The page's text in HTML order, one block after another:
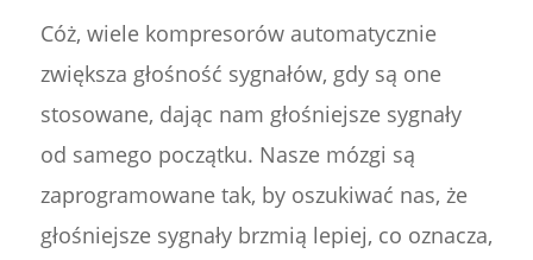
Cóż, wiele kompresorów automatycznie
zwiększa głośność sygnałów, gdy są one
stosowane, dając nam głośniejsze sygnały
od samego początku. Nasze mózgi są
zaprogramowane tak, by oszukiwać nas, że
głośniejsze sygnały brzmią lepiej, co oznacza,